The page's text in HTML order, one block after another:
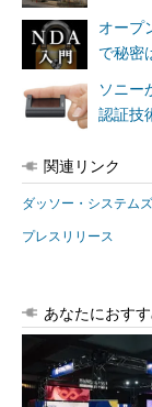
オープ
で秘密
ソニー
認証技
関連リンク
ダッソー・システムズ
プレスリリース
あなたにおす